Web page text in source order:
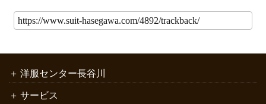
洋服センター長谷川
サービス